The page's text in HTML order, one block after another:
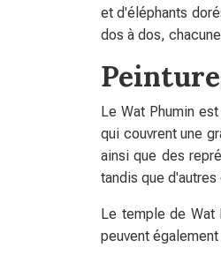
et d'éléphants
dos à dos,
Le Wat Phumin
qui couvrent une
ainsi que des
tandis que
Le temple de Wat
peuvent